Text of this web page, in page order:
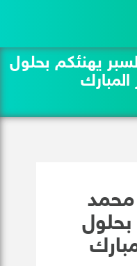
يهنئكم بحلول
محمد
بحلول